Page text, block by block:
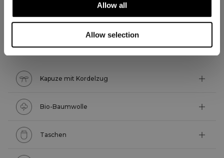
Allow all
Allow selection
TECHNISCHE ASPEKTE
Technische Funktionen
Kapuze mit Kordelzug
Bio-Baumwolle
Taschen